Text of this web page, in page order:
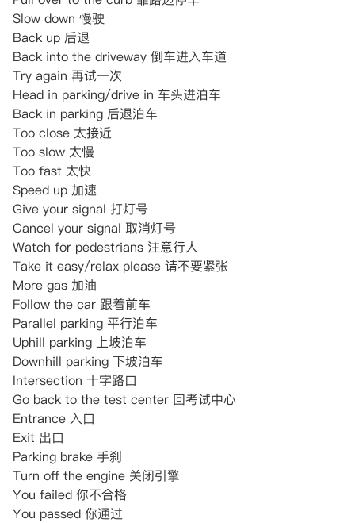
Slow down 慢驶
Back up 后退
Back into the driveway 倒车进入车道
Try again 再试一次
Head in parking/drive in 车头进泊车
Back in parking 后退泊车
Too close 太接近
Too slow 太慢
Too fast 太快
Speed up 加速
Give your signal 打灯号
Cancel your signal 取消灯号
Watch for pedestrians 注意行人
Take it easy/relax please 请不要紧张
More gas 加油
Follow the car 跟着前车
Parallel parking 平行泊车
Uphill parking 上坡泊车
Downhill parking 下坡泊车
Intersection 十字路口
Go back to the test center 回考试中心
Entrance 入口
Exit 出口
Parking brake 手刹
Turn off the engine 关闭引擎
You failed 你不合格
You passed 你通过